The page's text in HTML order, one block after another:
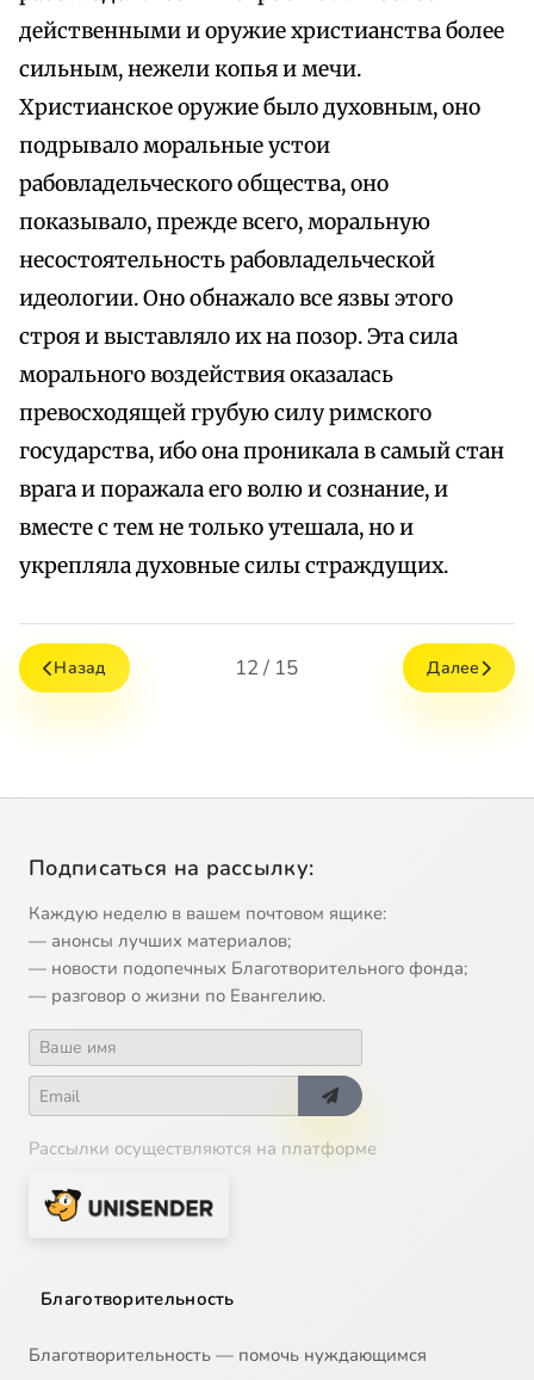
действенными и оружие христианства более
сильным, нежели копья и мечи.
Христианское оружие было духовным, оно
подрывало моральные устои
рабовладельческого общества, оно
показывало, прежде всего, моральную
несостоятельность рабовладельческой
идеологии. Оно обнажало все язвы этого
строя и выставляло их на позор. Эта сила
морального воздействия оказалась
превосходящей грубую силу римского
государства, ибо она проникала в самый стан
врага и поражала его волю и сознание, и
вместе с тем не только утешала, но и
укрепляла духовные силы страждущих.
Назад 12 / 15 Далее
Подписаться на рассылку:
Каждую неделю в вашем почтовом ящике:
— анонсы лучших материалов;
— новости подопечных Благотворительного фонда;
— разговор о жизни по Евангелию.
Рассылки осуществляются на платформе
Благотворительность
Благотворительность — помочь нуждающимся